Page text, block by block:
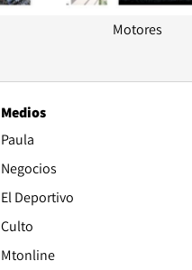
Motores
Medios
Paula
Negocios
El Deportivo
Culto
Mtonline